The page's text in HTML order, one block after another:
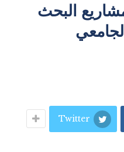
البحث
Twitter